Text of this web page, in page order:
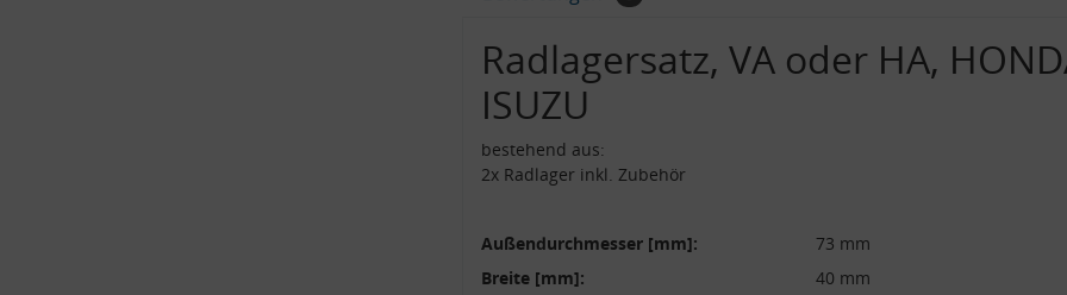
Radlagersatz, VA oder HA,
ISUZU
bestehend aus:
2x Radlager inkl. Zubehör
Außendurchmesser [mm]:
73 mm
Breite [mm]:
40 mm